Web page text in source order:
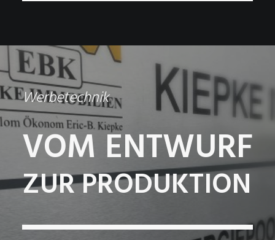
Werbetechnik
VOM ENTWURF
ZUR PRODUKTION